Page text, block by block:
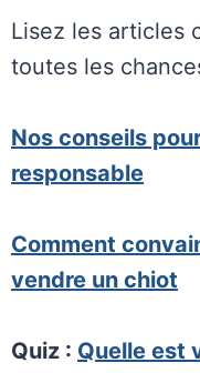
Lisez les articles
toutes les
Nos conseils
responsable
Comment
vendre un chiot
Quiz : Quelle est